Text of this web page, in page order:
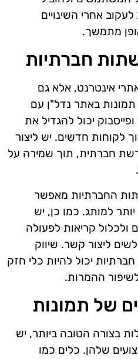
אחרי השינויים
מתמשך.
אינטרנט, אלא גם
באתר נדל"ן עם
יכול להגדיל את
לקוחות חדשים. יש ליצור
רשת חברתית, תוך שמירה על
החברתיות מאפשר
למותג. כמו כן, יש
ולכלול קריאות לפעולה
ליצור קשר. שיווק
יכול להיות כלי חזק
ההמרות.
בצורה הטובה ביותר, יש
שלהן. כלים כמו